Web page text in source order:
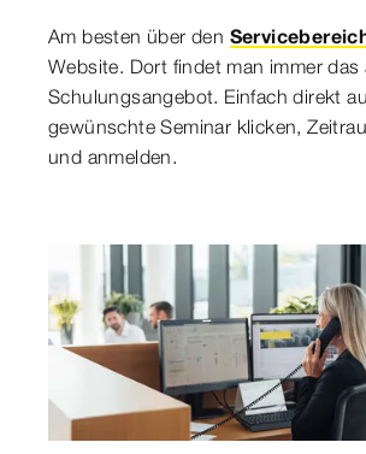
Am besten über den
Website. Dort findet man immer das
Schulungsangebot. Einfach direkt
gewünschte Seminar klicken,
und anmelden.